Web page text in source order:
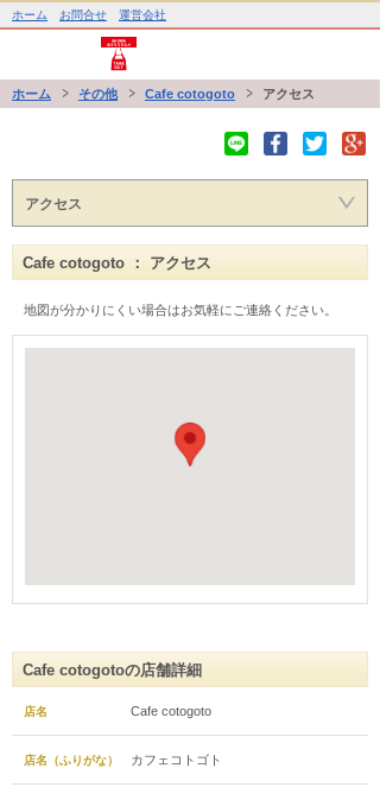
ホーム お問合せ 運営会社
ホーム その他 Cafe cotogoto アクセス
アクセス
Cafe cotogoto ： アクセス
地図が分かりにくい場合はお気軽にご連絡ください。
Cafe cotogotoの店舗詳細
店名 Cafe cotogoto
店名（ふりがな） カフェコトゴト